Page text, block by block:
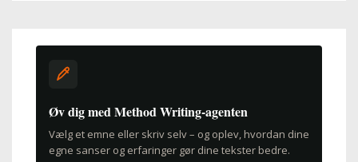
Øv dig med Method Writing-agenten
Vælg et emne eller skriv selv – og oplev, hvordan dine
egne sanser og erfaringer gør dine tekster bedre.